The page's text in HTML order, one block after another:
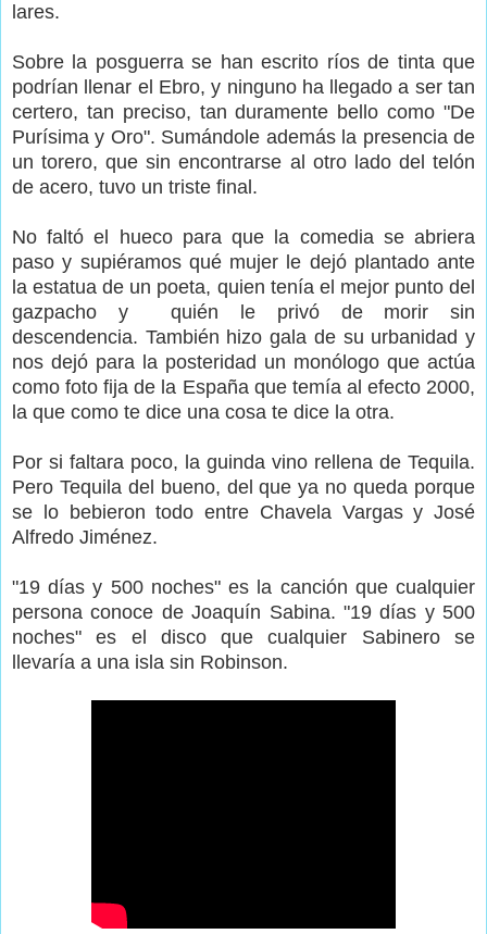
lares.
Sobre la posguerra se han escrito ríos de tinta que
podrían llenar el Ebro, y ninguno ha llegado a ser tan
certero, tan preciso, tan duramente bello como "De
Purísima y Oro". Sumándole además la presencia de
un torero, que sin encontrarse al otro lado del telón
de acero, tuvo un triste final.
No faltó el hueco para que la comedia se abriera
paso y supiéramos qué mujer le dejó plantado ante
la estatua de un poeta, quien tenía el mejor punto del
gazpacho y
quién le privó de morir sin
descendencia. También hizo gala de su urbanidad y
nos dejó para la posteridad un monólogo que actúa
como foto fija de la España que temía al efecto 2000,
la que como te dice una cosa te dice la otra.
Por si faltara poco, la guinda vino rellena de Tequila.
Pero Tequila del bueno, del que ya no queda porque
se lo bebieron todo entre Chavela Vargas y José
Alfredo Jiménez.
"19 días y 500 noches" es la canción que cualquier
persona conoce de Joaquín Sabina. "19 días y 500
noches" es el disco que cualquier Sabinero se
llevaría a una isla sin Robinson.